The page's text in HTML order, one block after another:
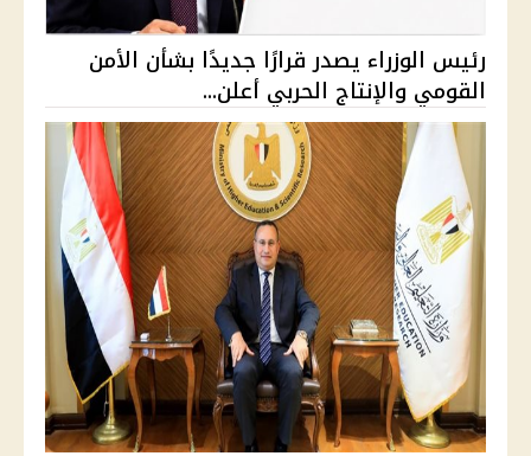
رئيس الوزراء يصدر قرارًا جديدًا بشأن الأمن
القومي والإنتاج الحربي أعلن...